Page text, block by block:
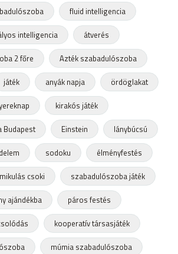
fluid intelligencia
intelligencia
átverés
2 főre
Azték szabadulószoba
játék anyák napja
ördöglakat
kirakós játék
Budapest
Einstein
lánybúcsú
sodoku
élményfestés
mikulás csoki
szabadulószoba játék
ajándékba
páros festés
kooperatív társasjáték
múmia szabadulószoba